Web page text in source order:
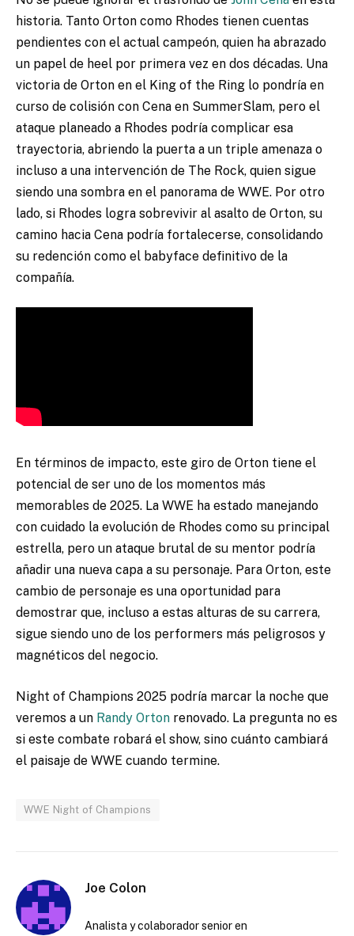
historia. Tanto Orton como Rhodes tienen cuentas
pendientes con el actual campeón, quien ha abrazado
un papel de heel por primera vez en dos décadas. Una
victoria de Orton en el King of the Ring lo pondría en
curso de colisión con Cena en SummerSlam, pero el
ataque planeado a Rhodes podría complicar esa
trayectoria, abriendo la puerta a un triple amenaza o
incluso a una intervención de The Rock, quien sigue
siendo una sombra en el panorama de WWE. Por otro
lado, si Rhodes logra sobrevivir al asalto de Orton, su
camino hacia Cena podría fortalecerse, consolidando
su redención como el babyface definitivo de la
compañía.
En términos de impacto, este giro de Orton tiene el
potencial de ser uno de los momentos más
memorables de 2025. La WWE ha estado manejando
con cuidado la evolución de Rhodes como su principal
estrella, pero un ataque brutal de su mentor podría
añadir una nueva capa a su personaje. Para Orton, este
cambio de personaje es una oportunidad para
demostrar que, incluso a estas alturas de su carrera,
sigue siendo uno de los performers más peligrosos y
magnéticos del negocio.
Night of Champions 2025 podría marcar la noche que
veremos a un Randy Orton renovado. La pregunta no es
si este combate robará el show, sino cuánto cambiará
el paisaje de WWE cuando termine.
WWE Night of Champions
Joe Colon
Analista y colaborador senior en